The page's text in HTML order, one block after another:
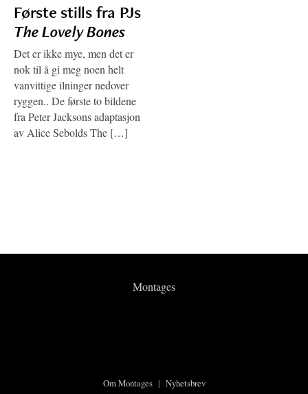
Første stills fra PJs
The Lovely Bones
Det er ikke mye, men det er
nok til å gi meg noen helt
vanvittige ilninger nedover
ryggen.. De første to bildene
fra Peter Jacksons adaptasjon
av Alice Sebolds The […]
Montages
Om Montages| Nyhetsbrev